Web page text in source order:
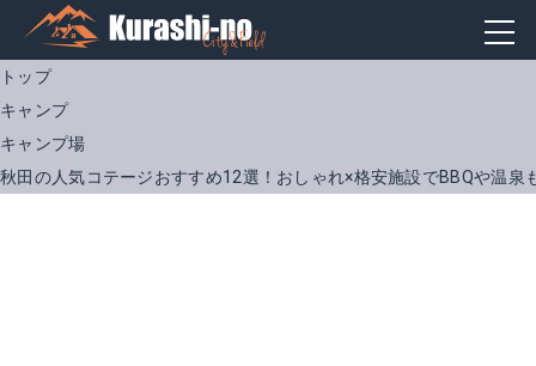
トップ
キャンプ
キャンプ場
秋田の人気コテージおすすめ12選！おしゃれ×格安施設でBBQや温泉